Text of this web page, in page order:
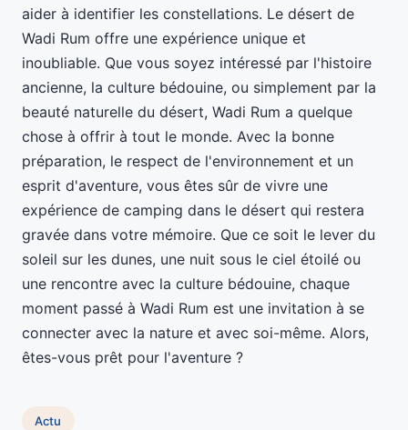
aider à identifier les constellations. Le désert de
Wadi Rum offre une expérience unique et
inoubliable. Que vous soyez intéressé par l'histoire
ancienne, la culture bédouine, ou simplement par la
beauté naturelle du désert, Wadi Rum a quelque
chose à offrir à tout le monde. Avec la bonne
préparation, le respect de l'environnement et un
esprit d'aventure, vous êtes sûr de vivre une
expérience de camping dans le désert qui restera
gravée dans votre mémoire. Que ce soit le lever du
soleil sur les dunes, une nuit sous le ciel étoilé ou
une rencontre avec la culture bédouine, chaque
moment passé à Wadi Rum est une invitation à se
connecter avec la nature et avec soi-même. Alors,
êtes-vous prêt pour l'aventure ?
Actu